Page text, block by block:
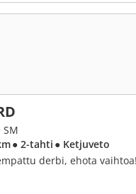
SM
● 2-tahti ● Ketjuveto
derbi, ehota vaihtoa!